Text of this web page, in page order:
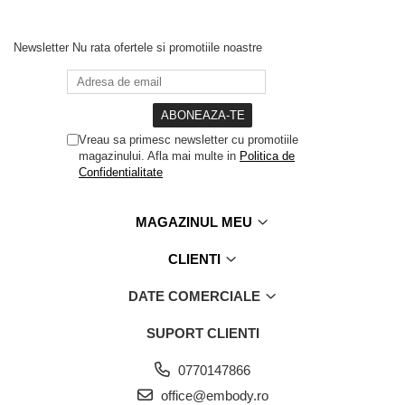
Newsletter Nu rata ofertele si promotiile noastre
Vreau sa primesc newsletter cu promotiile
magazinului. Afla mai multe in Politica de
Confidentialitate
MAGAZINUL MEU
CLIENTI
DATE COMERCIALE
SUPORT CLIENTI
0770147866
office@embody.ro